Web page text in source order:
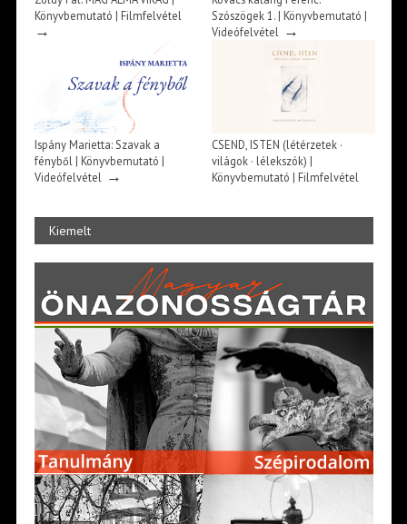
Könyvbemutató | Filmfelvétel
→
Szószögek 1. | Könyvbemutató |
Videófelvétel→
Ispány Marietta: Szavak a
fényből | Könyvbemutató |
Videófelvétel→
CSEND, ISTEN (létérzetek ·
világok · lélekszók) |
Könyvbemutató | Filmfelvétel
Kiemelt